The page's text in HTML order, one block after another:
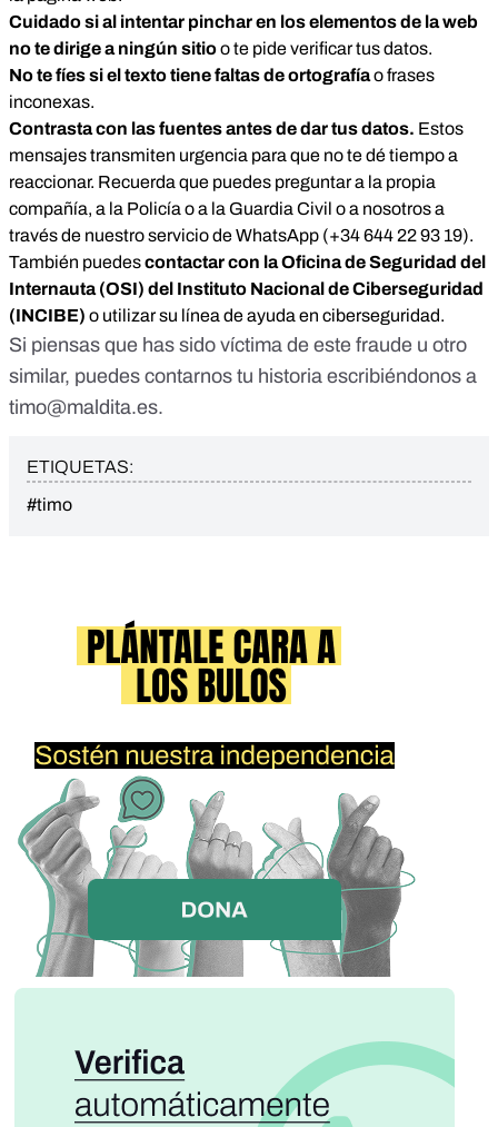
Cuidado si al intentar pinchar en los elementos de la web
no te dirige a ningún sitioo te pide verificar tus datos.
No te fíes si el texto tiene faltas de ortografíao frases
inconexas.
Contrasta con las fuentes antes de dar tus datos. Estos
mensajes transmiten urgencia para que no te dé tiempo a
reaccionar. Recuerda que puedes preguntar a la propia
compañía, a la Policía o a la Guardia Civil o a nosotros a
través de nuestro servicio de WhatsApp (+34 644 22 93 19).
También puedescontactar con la Oficina de Seguridad del
Internauta (OSI) del Instituto Nacional de Ciberseguridad
(INCIBE) o utilizar su línea de ayuda en ciberseguridad.
Si piensas que has sido víctima de este fraude u otro
similar, puedes contarnos tu historia escribiéndonos a
timo@maldita.es.
ETIQUETAS:
#timo